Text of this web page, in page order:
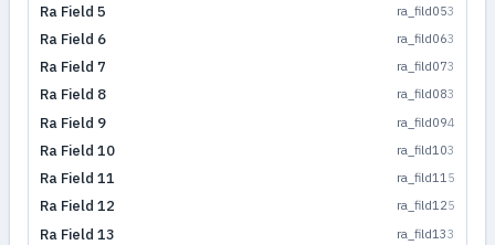
Ra Field 5 ra_fild053
Ra Field 6 ra_fild063
Ra Field 7 ra_fild073
Ra Field 8 ra_fild083
Ra Field 9 ra_fild094
Ra Field 10 ra_fild103
Ra Field 11 ra_fild115
Ra Field 12 ra_fild125
Ra Field 13 ra_fild133